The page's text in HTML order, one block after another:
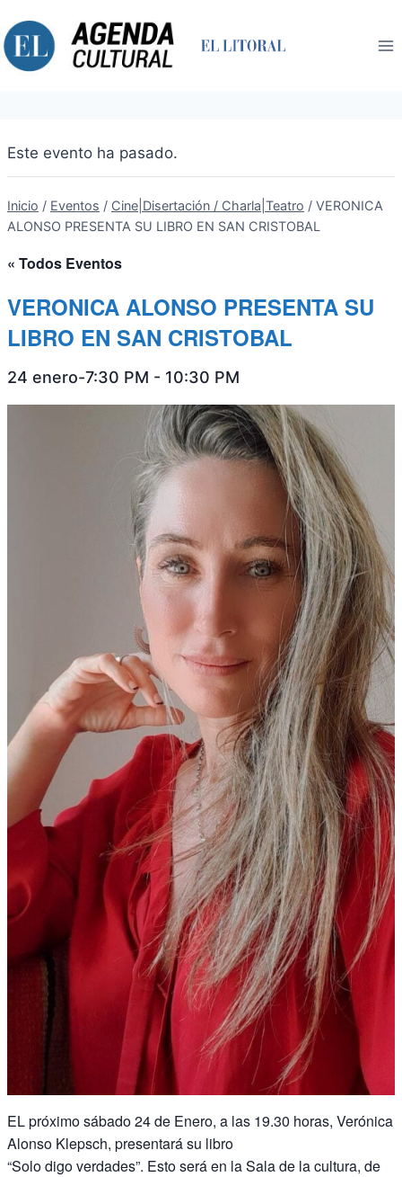
al
contenido
Este evento ha pasado.
Inicio / Eventos / Cine|Disertación / Charla|Teatro / VERONICA
ALONSO PRESENTA SU LIBRO EN SAN CRISTOBAL
« Todos Eventos
VERONICA ALONSO PRESENTA SU
LIBRO EN SAN CRISTOBAL
24 enero-7:30 PM - 10:30 PM
EL próximo sábado 24 de Enero, a las 19.30 horas, Verónica
Alonso Klepsch, presentará su libro
“Solo digo verdades”. Esto será en la Sala de la cultura, de